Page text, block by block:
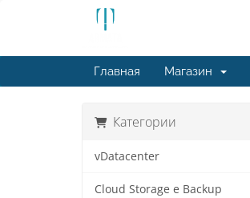
Главная Магазин
Категории
vDatacenter
Cloud Storage e Backup